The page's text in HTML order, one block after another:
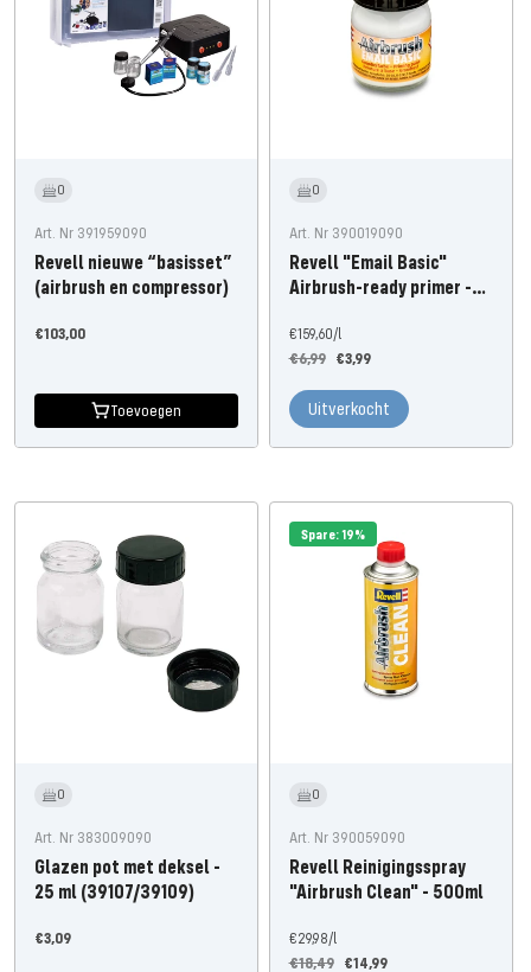
0
Art. Nr 391959090
Revell nieuwe “basisset”
(airbrush en compressor)
Aanbiedingsprijs
€103,00
Toevoegen
0
Art. Nr 390019090
Revell "Email Basic"
Airbrush-ready primer -
Aanbiedingsprijs
€3,99
Normale
€6,99
€159,60/l
Uitverkocht
0
Art. Nr 383009090
Glazen pot met deksel -
25 ml (39107/39109)
Aanbiedingsprijs
€3,09
Spare: 19%
0
Art. Nr 390059090
Revell Reinigingsspray
"Airbrush Clean" - 500ml
Aanbiedingsprijs
€14,99
Normale
€18,49
€29,98/l